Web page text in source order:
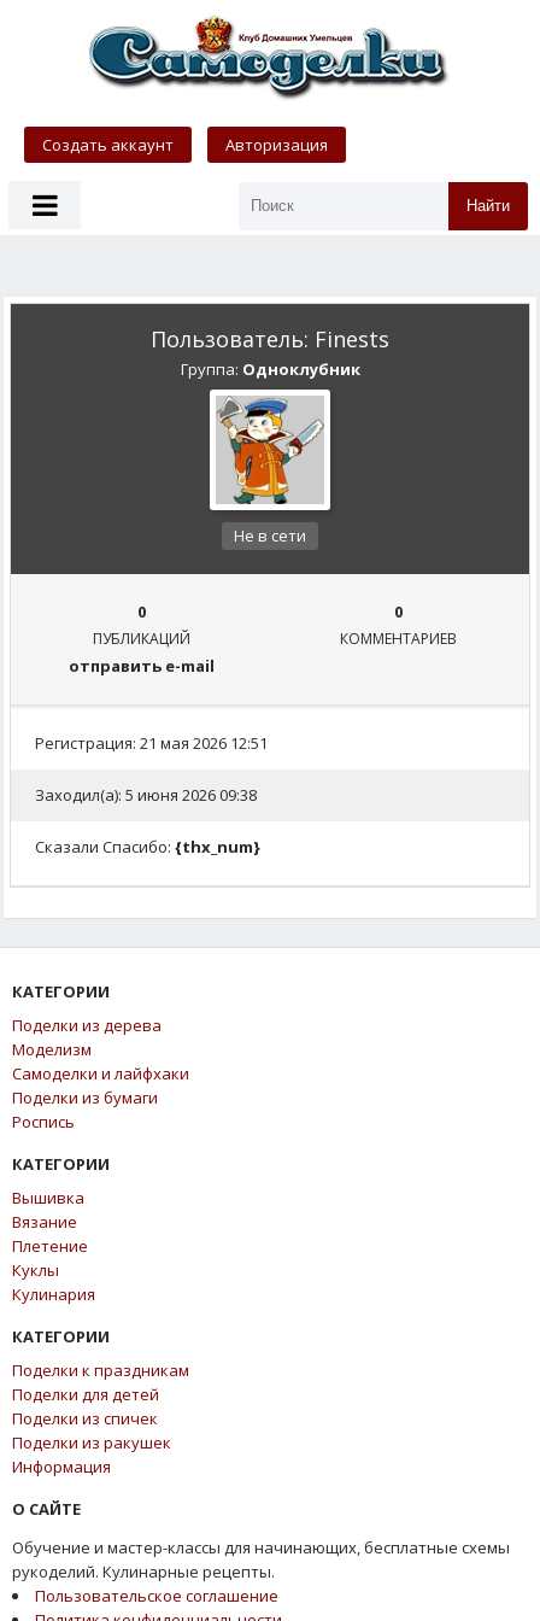
Создать аккаунт Авторизация
Найти
Пользователь: Finests
Группа: Одноклубник
Не в сети
0
ПУБЛИКАЦИЙ
0
КОММЕНТАРИЕВ
отправить e-mail
Регистрация: 21 мая 2026 12:51
Заходил(а): 5 июня 2026 09:38
Сказали Спасибо: {thx_num}
КАТЕГОРИИ
Поделки из дерева
Моделизм
Самоделки и лайфхаки
Поделки из бумаги
Роспись
КАТЕГОРИИ
Вышивка
Вязание
Плетение
Куклы
Кулинария
КАТЕГОРИИ
Поделки к праздникам
Поделки для детей
Поделки из спичек
Поделки из ракушек
Информация
О САЙТЕ
Обучение и мастер-классы для начинающих, бесплатные схемы
рукоделий. Кулинарные рецепты.
Пользовательское соглашение